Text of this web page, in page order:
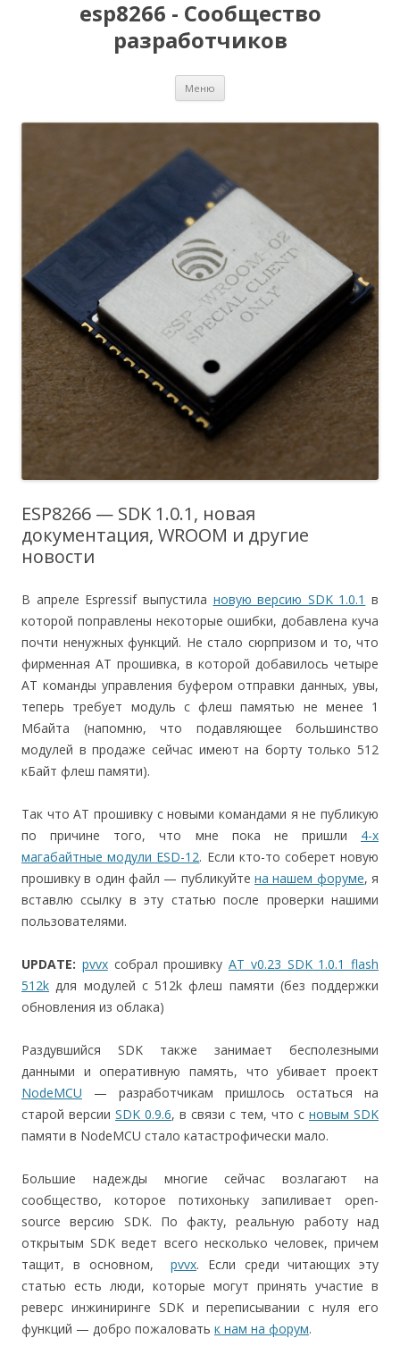
esp8266 - Сообщество
разработчиков
Меню
ESP8266 — SDK 1.0.1, новая
документация, WROOM и другие
новости
В апреле Espressif выпустила новую версию SDK 1.0.1 в
которой поправлены некоторые ошибки, добавлена куча
почти ненужных функций. Не стало сюрпризом и то, что
фирменная AT прошивка, в которой добавилось четыре
AT команды управления буфером отправки данных, увы,
теперь требует модуль с флеш памятью не менее 1
Мбайта (напомню, что подавляющее большинство
модулей в продаже сейчас имеют на борту только 512
кБайт флеш памяти).
Так что AT прошивку с новыми командами я не публикую
по причине того, что мне пока не пришли 4-х
магабайтные модули ESD-12. Если кто-то соберет новую
прошивку в один файл — публикуйте на нашем форуме, я
вставлю ссылку в эту статью после проверки нашими
пользователями.
UPDATE: pvvxсобрал прошивку AT v0.23 SDK 1.0.1 flash
512k для модулей с 512k флеш памяти (без поддержки
обновления из облака)
Раздувшийся SDK также занимает бесполезными
данными и оперативную память, что убивает проект
NodeMCU — разработчикам пришлось остаться на
старой версии SDK 0.9.6, в связи с тем, что с новым SDK
памяти в NodeMCU стало катастрофически мало.
Большие надежды многие сейчас возлагают на
сообщество, которое потихоньку запиливает open-
source версию SDK. По факту, реальную работу над
открытым SDK ведет всего несколько человек, причем
тащит, в основном, pvvx. Если среди читающих эту
статью есть люди, которые могут принять участие в
реверс инжиниринге SDK и переписывании с нуля его
функций — добро пожаловать к нам на форум.